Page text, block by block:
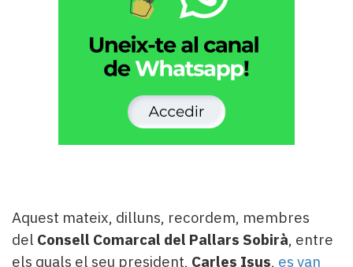
Aquest mateix, dilluns, recordem, membres
del Consell Comarcal del Pallars Sobirà, entre
els quals el seu president, Carles Isus, es van